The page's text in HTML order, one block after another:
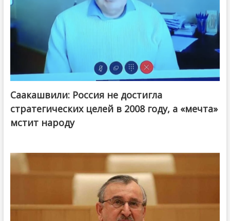
Саакашвили: Россия не достигла
стратегических целей в 2008 году, а «мечта»
мстит народу